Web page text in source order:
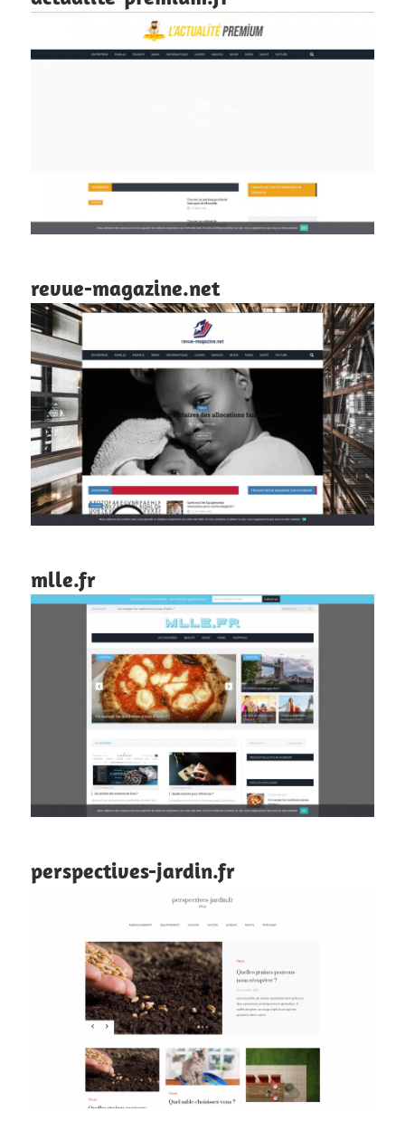
revue-magazine.net
mlle.fr
perspectives-jardin.fr